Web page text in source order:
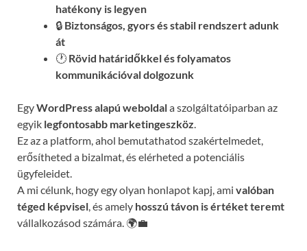
hatékony is legyen
🔒 Biztonságos, gyors és stabil rendszert adunk
át
🕐 Rövid határidőkkel és folyamatos
kommunikációvaldolgozunk
EgyWordPress alapú weboldala szolgáltatóiparban az
egyik legfontosabb marketingeszköz.
Ez az a platform, ahol bemutathatod szakértelmedet,
erősítheted a bizalmat, és elérheted a potenciális
ügyfeleidet.
A mi célunk, hogy egy olyan honlapot kapj, ami valóban
téged képvisel, és amely hosszú távon is értéket teremt
vállalkozásod számára. 🌍💼